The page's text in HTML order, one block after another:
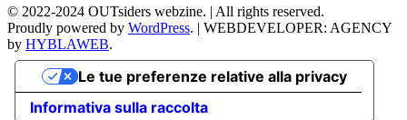
© 2022-2024 OUTsiders webzine. | All rights reserved.
Proudly powered by WordPress. | WEBDEVELOPER: AGENCY
by HYBLAWEB.
Informativa sulla raccolta
Le tue preferenze relative alla privacy